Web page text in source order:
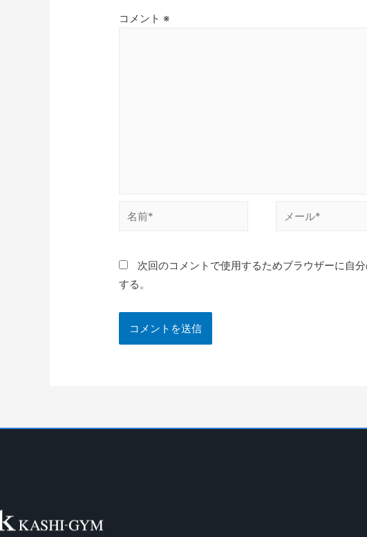
コメント ※
次回のコメントで使用するためブラウザーに自
する。